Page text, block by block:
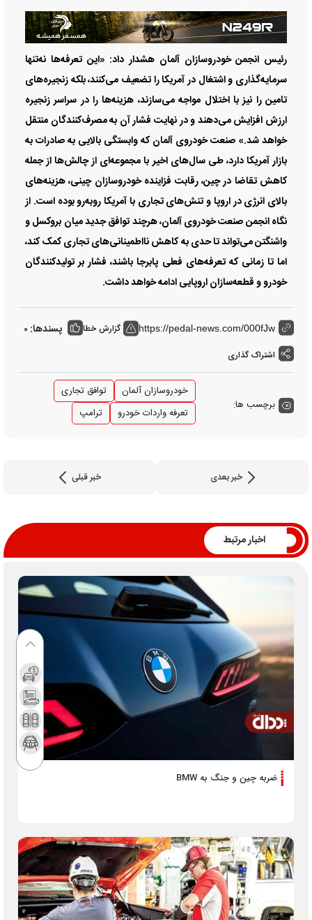
رئیس انجمن خودروسازان آلمان هشدار داد: «این تعرفه‌ها نه‌تنها
سرمایه‌گذاری و اشتغال در آمریکا را تضعیف می‌کنند، بلکه زنجیره‌های
تامین را نیز با اختلال مواجه می‌سازند، هزینه‌ها را در سراسر زنجیره
ارزش افزایش می‌دهند و در نهایت فشار آن به مصرف‌کنندگان منتقل
خواهد شد.» صنعت خودروی آلمان که وابستگی بالایی به صادرات به
بازار آمریکا دارد، طی سال‌های اخیر با مجموعه‌ای از چالش‌ها از جمله
کاهش تقاضا در چین، رقابت فزاینده خودروسازان چینی، هزینه‌های
بالای انرژی در اروپا و تنش‌های تجاری با آمریکا روبه‌رو بوده است. از
نگاه انجمن صنعت خودروی آلمان، هرچند توافق جدید میان بروکسل و
واشنگتن می‌تواند تا حدی به کاهش نااطمینانی‌های تجاری کمک کند،
اما تا زمانی که تعرفه‌های فعلی پابرجا باشند، فشار بر تولیدکنندگان
خودرو و قطعه‌سازان اروپایی ادامه خواهد داشت.
https://pedal-news.com/000fJw گزارش خطا پسندها: 0
اشتراک گذاری
برچسب ها:
خودروسازان آلمان
توافق تجاری
تعرفه واردات خودرو
ترامپ
خبر بعدی خبر قبلی
اخبار مرتبط
ضربه چین و جنگ به BMW